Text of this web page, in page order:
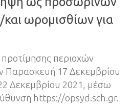
ωρομισθίων για
προτίμησης περιοχών
Παρασκευή 17 Δεκεμβρίου
Δεκεμβρίου 2021, μέσω
https://opsyd.sch.gr.